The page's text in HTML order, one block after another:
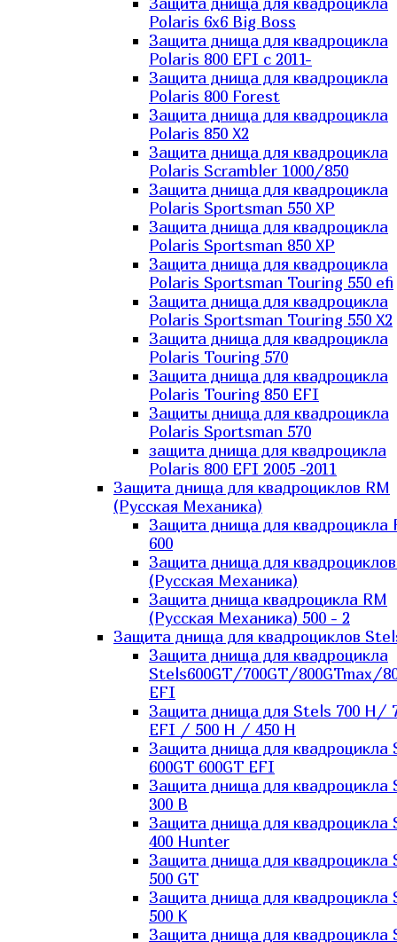
Polaris 6х6 Big Boss
Защита днища для квадроцикла
Polaris 800 EFI с 2011-
Защита днища для квадроцикла
Polaris 800 Forest
Защита днища для квадроцикла
Polaris 850 X2
Защита днища для квадроцикла
Polaris Scrambler 1000/850
Защита днища для квадроцикла
Polaris Sportsman 550 XP
Защита днища для квадроцикла
Polaris Sportsman 850 XP
Защита днища для квадроцикла
Polaris Sportsman Touring 550 efi
Защита днища для квадроцикла
Polaris Sportsman Touring 550 X2
Защита днища для квадроцикла
Polaris Touring 570
Защита днища для квадроцикла
Polaris Touring 850 EFI
Защиты днища для квадроцикла
Polaris Sportsman 570
защита днища для квадроцикла
Polaris 800 EFI 2005 -2011
Защита днища для квадроциклов RM
(Русская Механика)
Защита днища для квадроцикла
600
Защита днища для
(Русская Механика)
Защита днища квадроцикла RM
(Русская Механика) 500 - 2
Защита днища для квадроциклов
Защита днища для квадроцикла
Stels600GT/700GT/800GTmax/
EFI
Защита днища для Stels 700 H/
EFI / 500 H / 450 H
Защита днища для квадроцикла
600GT 600GT EFI
Защита днища для квадроцикла
300 B
Защита днища для квадроцикла
400 Hunter
Защита днища для квадроцикла
500 GT
Защита днища для квадроцикла
500 K
Защита днища для квадроцикла